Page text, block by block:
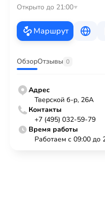
Открыто до 21:00
Маршрут
ОбзорОтзывы 0
Адрес
Тверской б-р, 26А
Контакты
+7 (495) 032-59-79
Время работы
Работаем с 09:00 до